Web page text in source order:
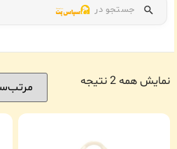
جستجو در
نمایش همه 2 نتیجه